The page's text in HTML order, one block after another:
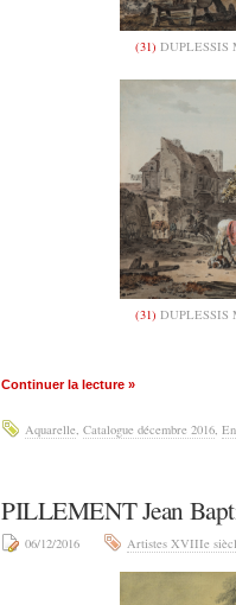
(31) DUPLESSIS
(31) DUPLESSIS
Continuer la lecture »
Aquarelle, Catalogue décembre 2016,
PILLEMENT Jean
06/12/2016 Artistes XVIIIe